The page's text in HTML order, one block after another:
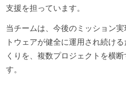
支援を担っています。
当チームは、今後のミッション
トウェアが健全に運用され続け
くりを、複数プロジェクトを横
す。